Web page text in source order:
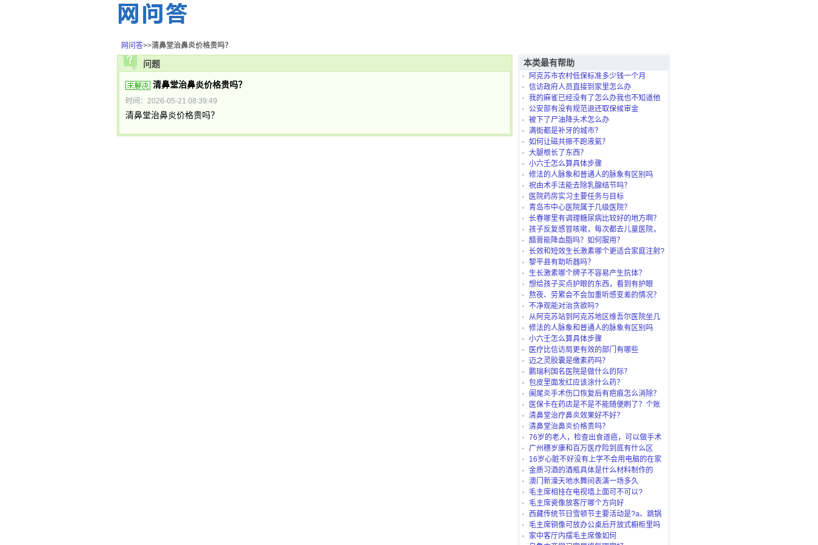
网问答>>清鼻堂治鼻炎价格贵吗？
问题
清鼻堂治鼻炎价格贵吗？
时间：2026-05-21 08:39:49
清鼻堂治鼻炎价格贵吗？
本类最有帮助
阿克苏市农村低保标准多少钱一个月
信访政府人员直接到家里怎么办
我的麻雀已经没有了怎么办我也不知道他
是怎么死的？
公安部有没有规范退还取保候审金
被下了尸油降头术怎么办
满街都是补牙的城市？
如何让磁共振不跑液氦？
大腿根长了东西？
小六壬怎么算具体步骤
修法的人脉象和普通人的脉象有区别吗
祝由术手法能去除乳腺结节吗？
医院药房实习主要任务与目标
青岛市中心医院属于几级医院？
长春哪里有调理糖尿病比较好的地方啊？
孩子反复感冒咳嗽，每次都去儿童医院，
太折腾了，北
醋膏能降血脂吗？如何服用？
长效和短效生长激素哪个更适合家庭注射?
黎平县有助听器吗？
生长激素哪个牌子不容易产生抗体？
想给孩子买点护眼的东西，看到有护眼
仪、护眼灯、还
熬夜、劳累会不会加重听感变差的情况？
不净观能对治贪欲吗?
从阿克苏站到阿克苏地区维吾尔医院坐几
路公交
修法的人脉象和普通人的脉象有区别吗
小六壬怎么算具体步骤
医疗比信访局更有效的部门有哪些
迈之灵胶囊是缴素药吗？
鹏瑞利国名医院是做什么的际？
包皮里面发红应该涂什么药？
阑尾炎手术伤口恢复后有疤痕怎么消除？
医保卡在药店是不是不能随便刷了？个账
“白名单”是
清鼻堂治疗鼻炎效果好不好？
清鼻堂治鼻炎价格贵吗？
76岁的老人，检查出食道癌，可以做手术
吗？广州穗岁康和百万医疗险到底有什么区
别？有了穗岁还
16岁心脏不好没有上学不会用电脑的在家
里可以上什么
金质习酒的酒瓶具体是什么材料制作的
澳门新濠天地水舞间表演一场多久
毛主席相挂在电视墙上面可不可以?
毛主席瓷像放客厅哪个方向好
西藏传统节日雪顿节主要活动是?a、跳锅
庄b、藏马c、
毛主席铜像可放办公桌后开放式橱柜里吗
家中客厅内摆毛主席像如何